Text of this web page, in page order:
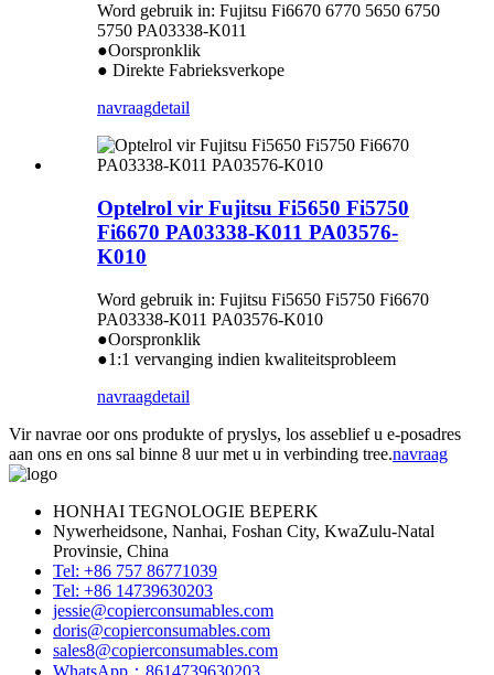
Word gebruik in: Fujitsu Fi6670 6770 5650 6750
5750 PA03338-K011
●Oorspronklik
● Direkte Fabrieksverkope
navraagdetail
Optelrol vir Fujitsu Fi5650 Fi5750
Fi6670 PA03338-K011 PA03576-
K010
Word gebruik in: Fujitsu Fi5650 Fi5750 Fi6670
PA03338-K011 PA03576-K010
●Oorspronklik
●1:1 vervanging indien kwaliteitsprobleem
navraagdetail
Vir navrae oor ons produkte of pryslys, los asseblief u e-posadres
aan ons en ons sal binne 8 uur met u in verbinding tree.navraag
HONHAI TEGNOLOGIE BEPERK
Nywerheidsone, Nanhai, Foshan City, KwaZulu-Natal
Provinsie, China
Tel: +86 757 86771039
Tel: +86 14739630203
jessie@copierconsumables.com
doris@copierconsumables.com
sales8@copierconsumables.com
WhatsApp：8614739630203